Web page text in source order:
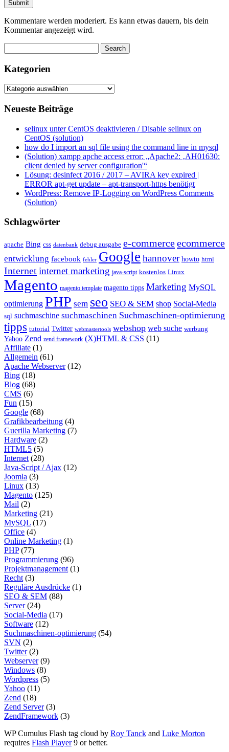
Kommentare werden moderiert. Es kann etwas dauern, bis dein
Kommentar angezeigt wird.
Kategorien
Kategorien
Neueste Beiträge
selinux unter CentOS deaktivieren / Disable selinux on
CentOS (solution)
how do I import an sql file using the command line in mysql
(Solution) xampp apche access error: „Apache2: ‚AH01630:
client denied by server configuration'“
Lösung: desinfect 2016 / 2017 – AVIRA key expired |
ERROR apt-get update – apt-transport-https benötigt
WordPress: Remove IP-Logging on WordPress Comments
(Solution)
Schlagwörter
apache Bing css datenbank debug ausgabe e-commerceecommerce
entwicklung facebook fehler Google hannover howto html
Internetinternet marketing java-script kostenlos Linux
Magento magento template magento tipps Marketing MySQL
optimierung PHP sem seo SEO & SEM shop Social-Media
sql suchmaschine suchmaschinen Suchmaschinen-optimierung
tipps tutorial Twitter webmastertools webshop web suche werbung
Yahoo Zend zend framework (X)HTML & CSS (11)
Affiliate (1)
Allgemein (61)
Apache Webserver(12)
Bing (18)
Blog (68)
CMS (6)
Fun (15)
Google (68)
Grafikbearbeitung (4)
Guerilla Marketing (7)
Hardware (2)
HTML5 (5)
Internet (28)
Java-Script / Ajax (12)
Joomla (3)
Linux (13)
Magento (125)
Mail (2)
Marketing (21)
MySQL (17)
Office (4)
Online Marketing (1)
PHP(77)
Programmierung (96)
Projektmanagement (1)
Recht (3)
Reguläre Ausdrücke (1)
SEO & SEM (88)
Server(24)
Social-Media (17)
Software (12)
Suchmaschinen-optimierung (54)
SVN (2)
Twitter(2)
Webserver(9)
Windows (8)
Wordpress (5)
Yahoo (11)
Zend (18)
Zend Server(3)
ZendFramework (3)
WP Cumulus Flash tag cloud by Roy Tanck and Luke Morton
requires Flash Player9 or better.